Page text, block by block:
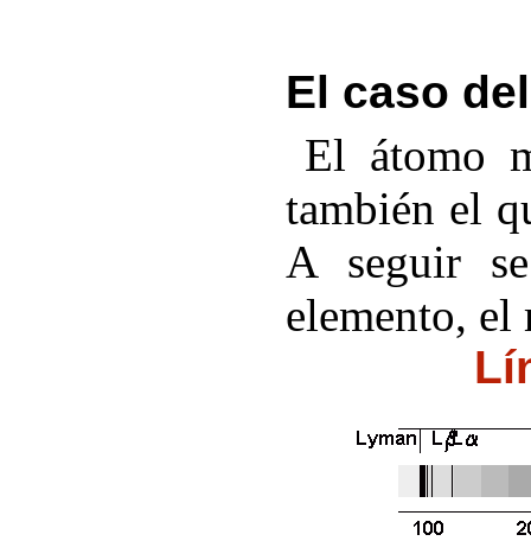
El caso
El átomo
también el
A seguir
elemento, el